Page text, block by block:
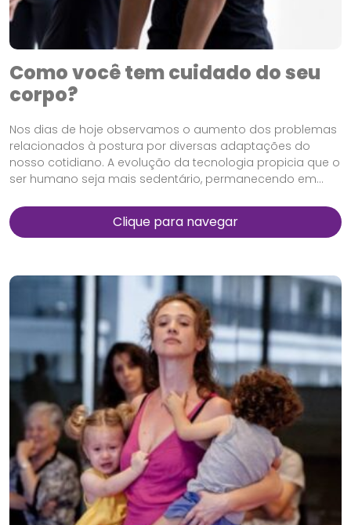
Como você tem cuidado do seu
corpo?
Nos dias de hoje observamos o aumento dos problemas
relacionados à postura por diversas adaptações do
nosso cotidiano. A evolução da tecnologia propicia que o
ser humano seja mais sedentário, permanecendo em...
Clique para navegar